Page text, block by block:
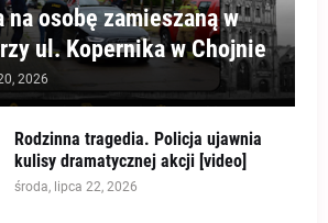
na osobę zamieszaną w
ul. Kopernika w Chojnie
2026
Rodzinna tragedia. Policja ujawnia
kulisy dramatycznej akcji [video]
środa, lipca 22, 2026